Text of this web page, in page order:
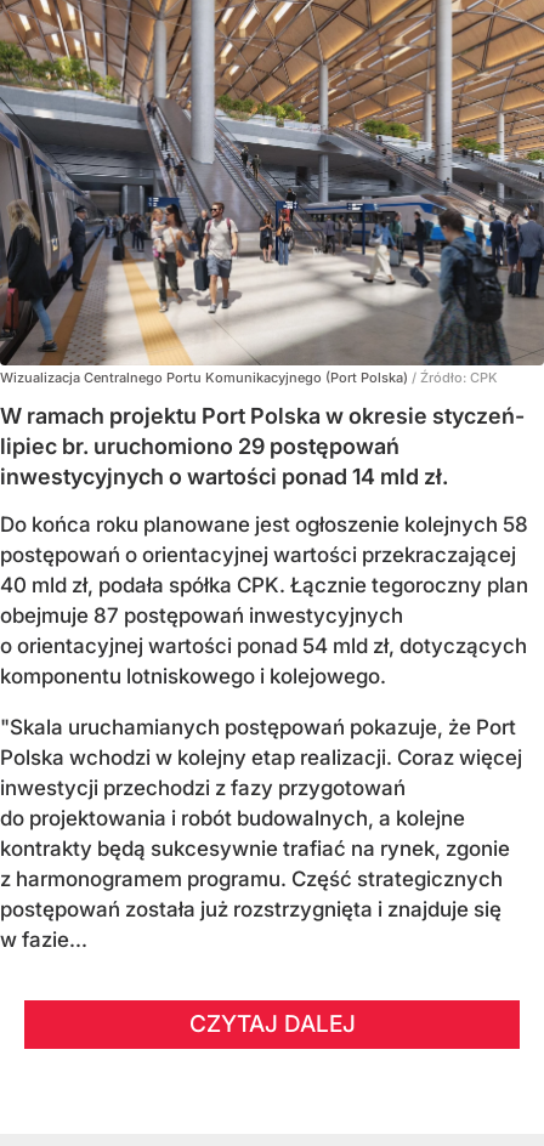
Wizualizacja Centralnego Portu Komunikacyjnego (Port Polska) / Źródło: CPK
W ramach projektu Port Polska w okresie styczeń-
lipiec br. uruchomiono 29 postępowań
inwestycyjnych o wartości ponad 14 mld zł.
Do końca roku planowane jest ogłoszenie kolejnych 58
postępowań o orientacyjnej wartości przekraczającej
40 mld zł, podała spółka CPK. Łącznie tegoroczny plan
obejmuje 87 postępowań inwestycyjnych
o orientacyjnej wartości ponad 54 mld zł, dotyczących
komponentu lotniskowego i kolejowego.
"Skala uruchamianych postępowań pokazuje, że Port
Polska wchodzi w kolejny etap realizacji. Coraz więcej
inwestycji przechodzi z fazy przygotowań
do projektowania i robót budowalnych, a kolejne
kontrakty będą sukcesywnie trafiać na rynek, zgonie
z harmonogramem programu. Część strategicznych
postępowań została już rozstrzygnięta i znajduje się
w fazie...
CZYTAJ DALEJ